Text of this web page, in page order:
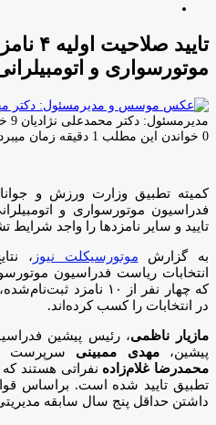
تایید
موتورسواری و
مدیرمسئول: دکتر محمدعلی نژادیان 9 خرداد 1404 23:15
0 خواندن این مطلب 1 دقیقه زمان میبرد
کمیته تطبیق وزارت ورزش و
فدراسیون موتورسواری و
تایید و سایر نامزدها را واجد شرایط
به گزارش موتورسیکلت نیوز ،
انتخابات ریاست فدراسیون
که چهار نفر از ۱۰
در انتخابات را کسب کرده‌اند.
مازیار ناظمی، رئیس پیشین
پیشین،مهدی ممبینی سرپرست
محمدرضا غلام‌زاده نفراتی هستند
تطبیق تایید شده است. براساس
داشتن حداقل پنج سال سابقه